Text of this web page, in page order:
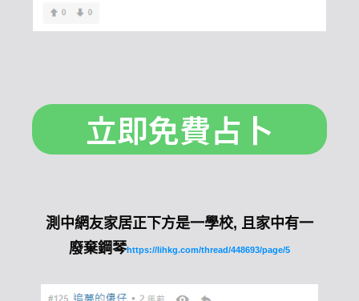
立即免費占卜
測中網友家居正下方是一學校, 且家中有一
廢棄鋼琴https://lihkg.com/thread/448693/page/5